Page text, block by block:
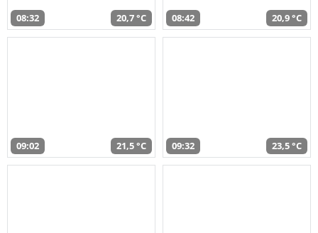
08:32 20,7 °C 08:42 20,9 °C
09:02 21,5 °C 09:32 23,5 °C